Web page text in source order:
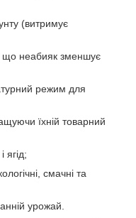
(витримує
що неабияк зменшує
режим для
їхній товарний
ягід;
смачні та
урожай.